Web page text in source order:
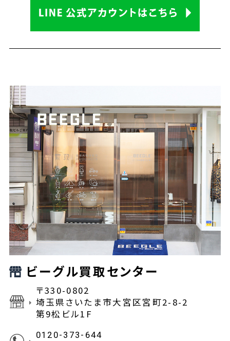
ビーグル買取センター
〒330-0802
埼玉県さいたま市大宮区宮町2-8-2
第9松ビル1F
0120-373-644